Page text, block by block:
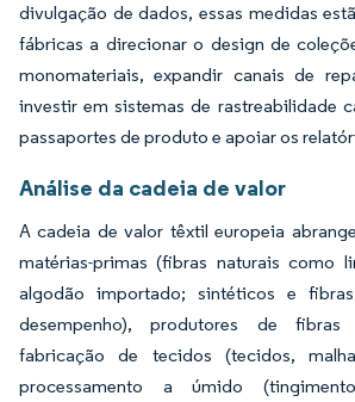
divulgação de dados, essas medidas
fábricas a direcionar o design de
monomateriais, expandir canais de
investir em sistemas de rastreabilidade
passaportes de produto e apoiar os
Análise da cadeia de valor
A cadeia de valor têxtil europeia
matérias-primas (fibras naturais como
algodão importado; sintéticos e
desempenho), produtores de
fabricação de tecidos (tecidos,
processamento a úmido